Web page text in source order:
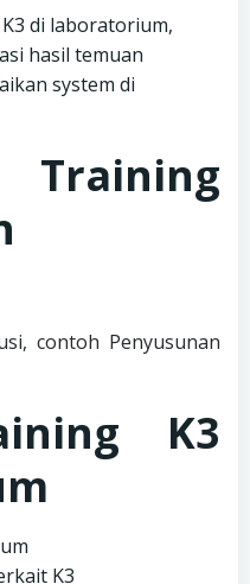
di laboratorium,
hasil temuan
system di
contoh Penyusunan
K3
K3